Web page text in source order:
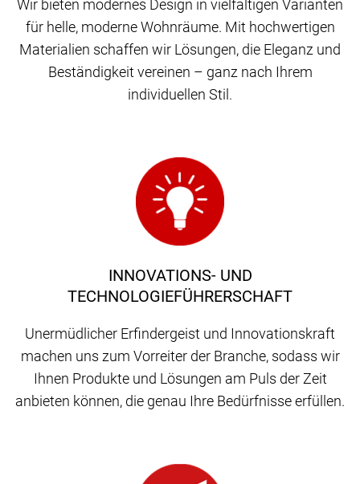
Wir bieten modernes Design in vielfältigen Varianten
für helle, moderne Wohnräume. Mit hochwertigen
Materialien schaffen wir Lösungen, die Eleganz und
Beständigkeit vereinen – ganz nach Ihrem
individuellen Stil.
INNOVATIONS- UND
TECHNOLOGIEFÜHRERSCHAFT
Unermüdlicher Erfindergeist und Innovationskraft
machen uns zum Vorreiter der Branche, sodass wir
Ihnen Produkte und Lösungen am Puls der Zeit
anbieten können, die genau Ihre Bedürfnisse erfüllen.